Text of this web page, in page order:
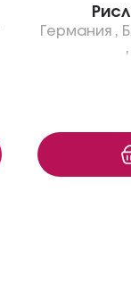
Германия ,
,